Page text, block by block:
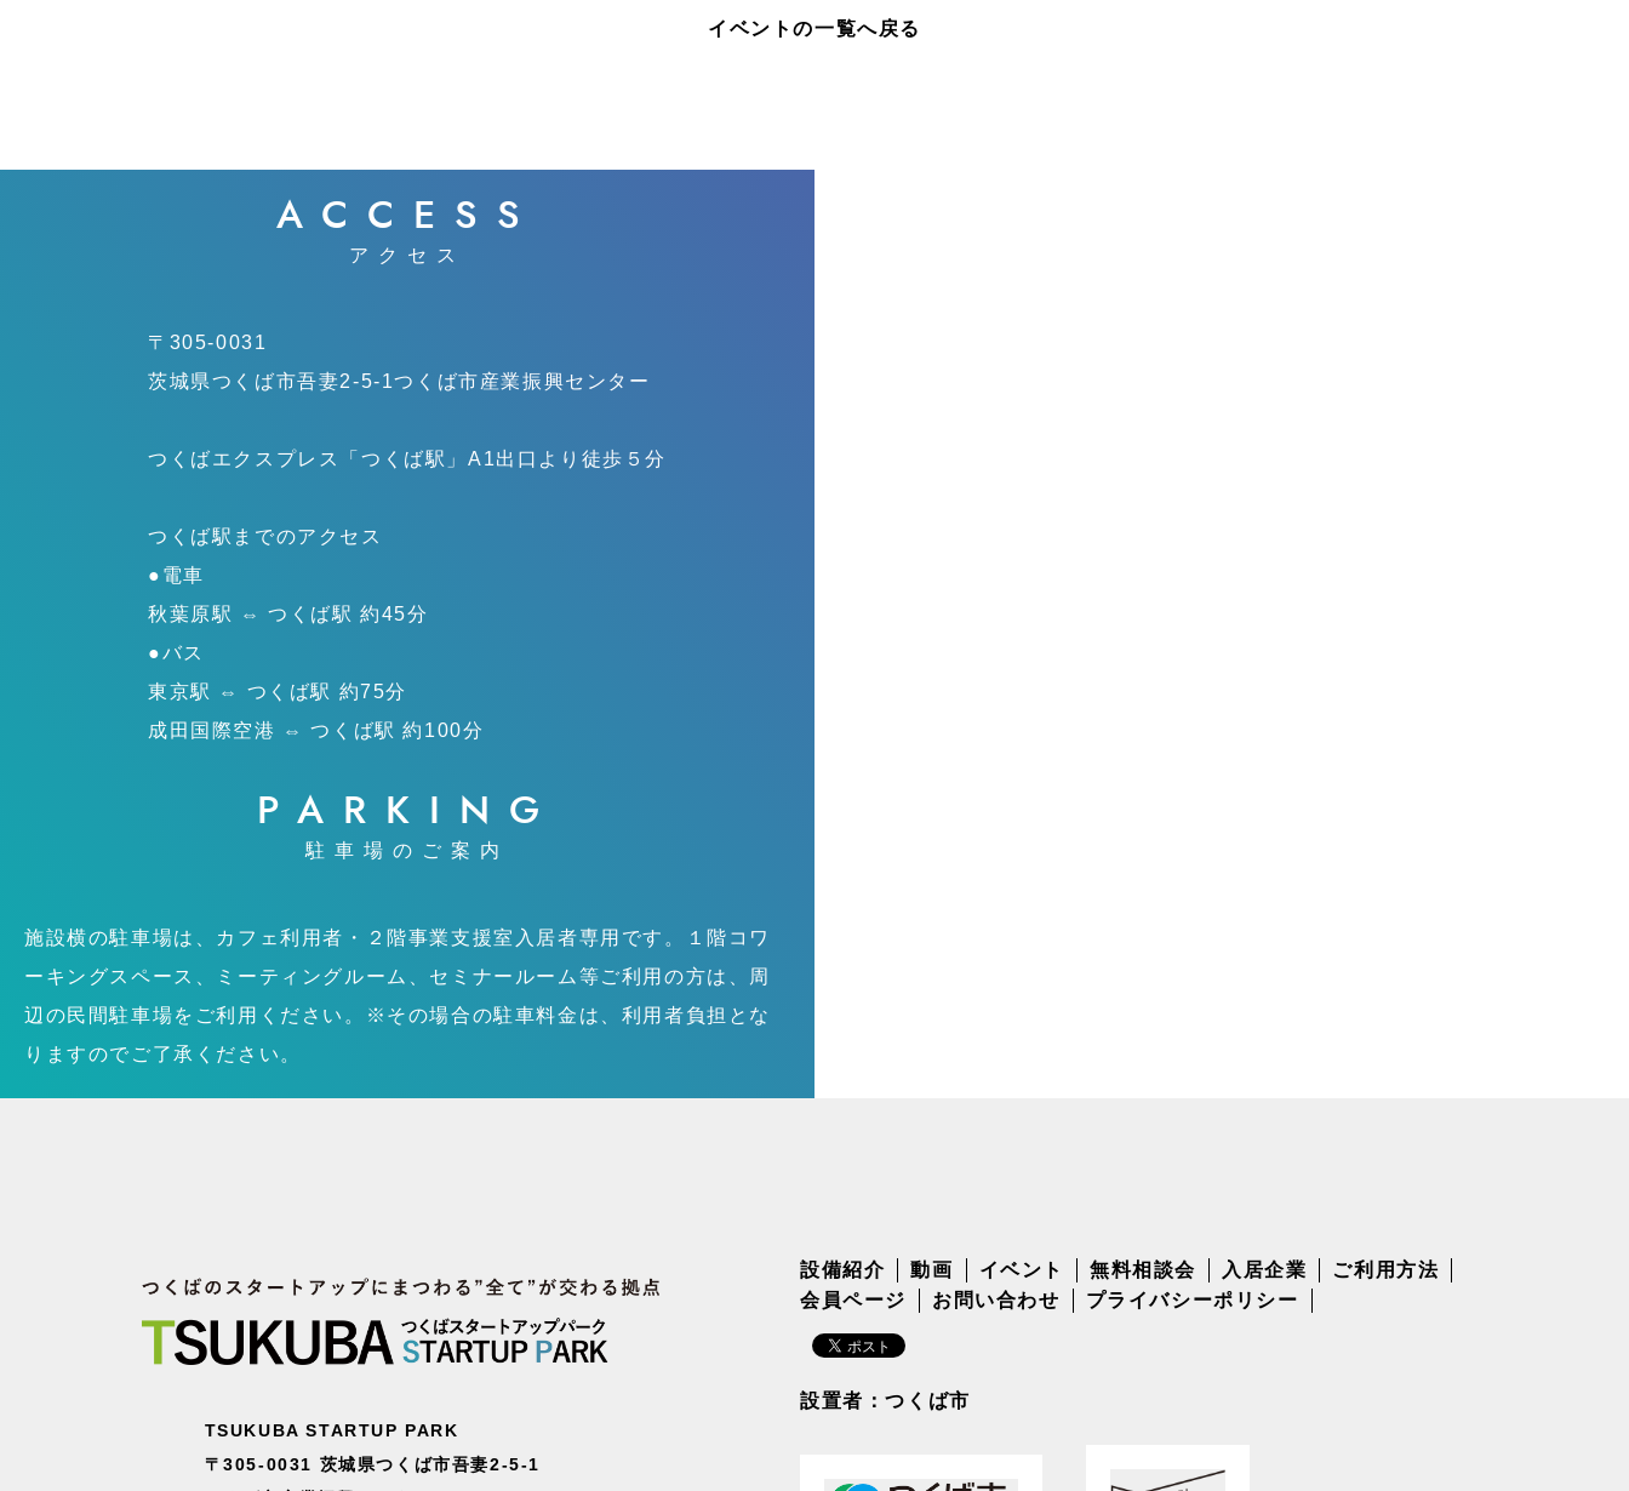
イベントの一覧へ戻る
ACCESS
アクセス
〒305-0031
茨城県つくば市吾妻2-5-1つくば市産業振興センター
つくばエクスプレス「つくば駅」 A1出口より徒歩５分
つくば駅までのアクセス
●電車
秋葉原駅 ⇔ つくば駅 約45分
●バス
東京駅 ⇔ つくば駅 約75分
成田国際空港 ⇔ つくば駅 約100分
PARKING
駐車場のご案内
施設横の駐車場は、カフェ利用者・２階事業支援室入居者専用です。１階コワ
ーキングスペース、ミーティングルーム、セミナールーム等ご利用の方は、周
辺の民間駐車場をご利用ください。※その場合の駐車料金は、利用者負担とな
りますのでご了承ください。
TSUKUBA STARTUP PARK
〒305-0031 茨城県つくば市吾妻2-5-1
設備紹介 動画 イベント 無料相談会 入居企業
ご利用方法
会員ページ
お問い合わせ プライバシーポリシー
設置者：つくば市